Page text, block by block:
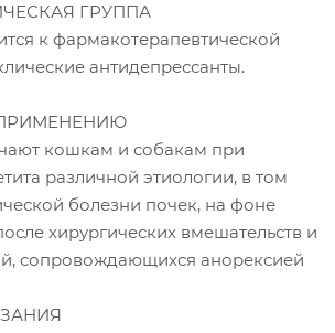
ГРУППА
к фармакотерапевтической
антидепрессанты.
кошкам и собакам при
различной этиологии, в том
болезни почек, на фоне
хирургических вмешательств и
сопровождающихся анорексией